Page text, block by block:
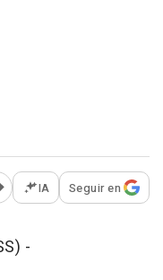
opciones para
IA Seguir en
-